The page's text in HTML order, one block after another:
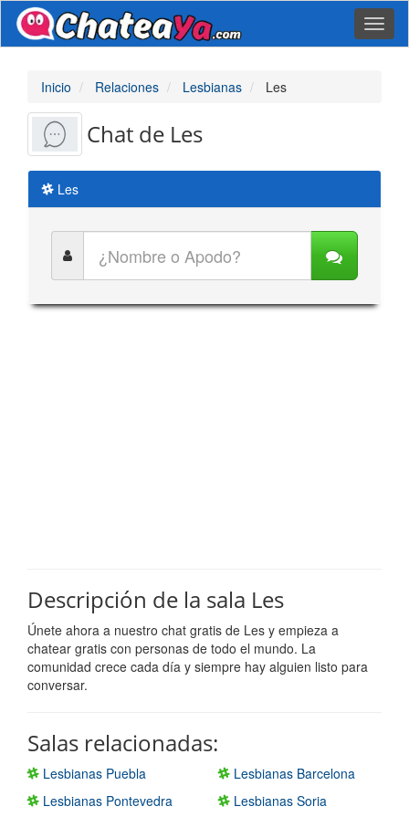
Inicio Relaciones Lesbianas Les
Chat de Les
Les
Descripción de la sala Les
Únete ahora a nuestro chat gratis de Les y empieza a
chatear gratis con personas de todo el mundo. La
comunidad crece cada día y siempre hay alguien listo para
conversar.
Salas relacionadas:
Lesbianas Puebla
Lesbianas Barcelona
Lesbianas Pontevedra
Lesbianas Soria